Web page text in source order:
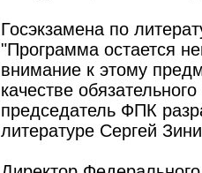
Госэкзамена по
"Программа остается
внимание к этому
качестве
председатель ФПК
литературе Сергей